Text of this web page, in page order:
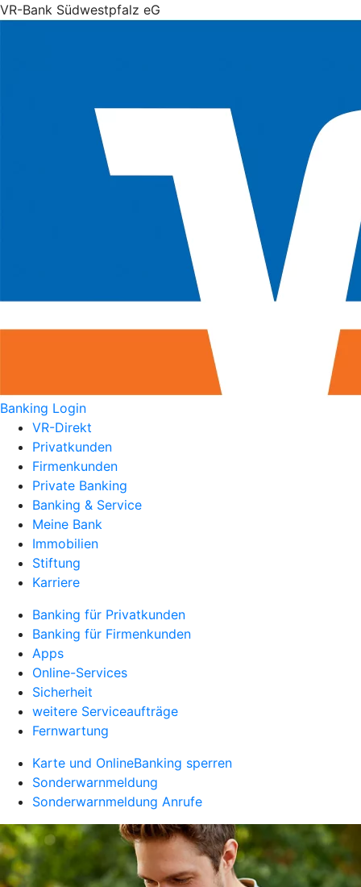
VR-Bank Südwestpfalz eG
Banking Login
VR-Direkt
Privatkunden
Firmenkunden
Private Banking
Banking & Service
Meine Bank
Immobilien
Stiftung
Karriere
Banking für Privatkunden
Banking für Firmenkunden
Apps
Online-Services
Sicherheit
weitere Serviceaufträge
Fernwartung
Karte und OnlineBanking sperren
Sonderwarnmeldung
Sonderwarnmeldung Anrufe